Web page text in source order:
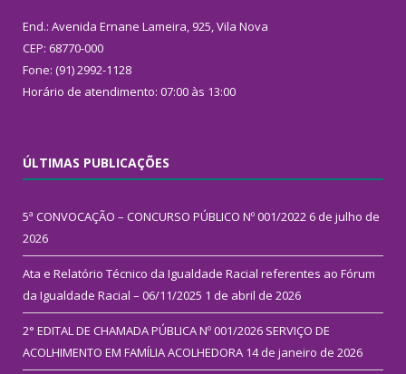
End.: Avenida Ernane Lameira, 925, Vila Nova
CEP: 68770-000
Fone: (91) 2992-1128
Horário de atendimento: 07:00 às 13:00
ÚLTIMAS PUBLICAÇÕES
5ª CONVOCAÇÃO – CONCURSO PÚBLICO Nº 001/2022 6 de julho de
2026
Ata e Relatório Técnico da Igualdade Racial referentes ao Fórum
da Igualdade Racial – 06/11/2025 1 de abril de 2026
2° EDITAL DE CHAMADA PÚBLICA Nº 001/2026 SERVIÇO DE
ACOLHIMENTO EM FAMÍLIA ACOLHEDORA 14 de janeiro de 2026